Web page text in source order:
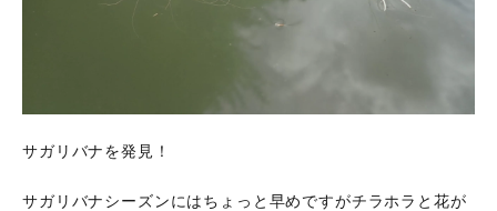
サガリバナを発見！
サガリバナシーズンにはちょっと早めですがチラホラと花が